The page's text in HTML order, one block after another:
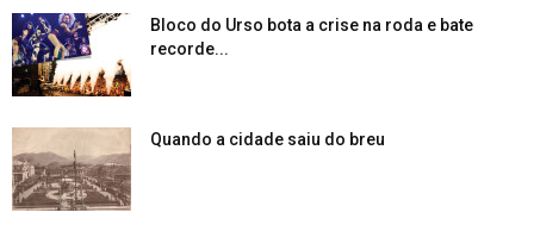
Bloco do Urso bota a crise na roda e bate
recorde...
Quando a cidade saiu do breu